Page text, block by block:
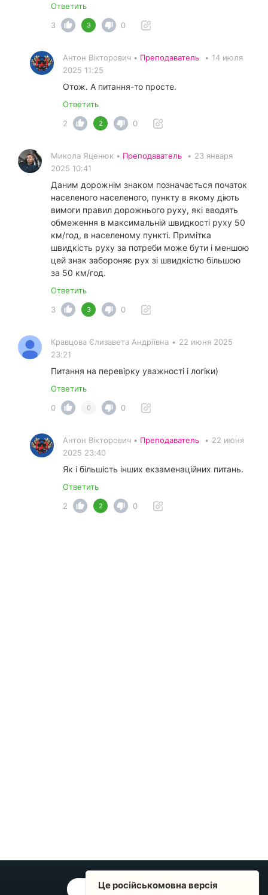
Ответить
3
3 0
Антон Вікторович • Преподаватель • 14 июля
2025 11:25
Отож. А питання-то просте.
Ответить
2
2 0
Микола Яценюк • Преподаватель • 23 января
2025 10:41
Даним дорожнім знаком позначається початок
населеного населеного, пункту в якому діють
вимоги правил дорожнього руху, які вводять
обмеження в максимальній швидкості руху 50
км/год, в населеному пункті. Примітка
швидкість руху за потреби може бути і меншою
цей знак забороняє рух зі швидкістю більшою
за 50 км/год.
Ответить
3
3 0
Кравцова Єлизавета Андріївна • 22 июня 2025
23:21
Питання на перевірку уважності і логіки)
Ответить
0
0 0
Антон Вікторович • Преподаватель • 22 июня
2025 23:40
Як і більшість інших екзаменаційних питань.
Ответить
2
2 0
ОБРАТНАЯ СВЯЗЬ
Це російськомовна версія